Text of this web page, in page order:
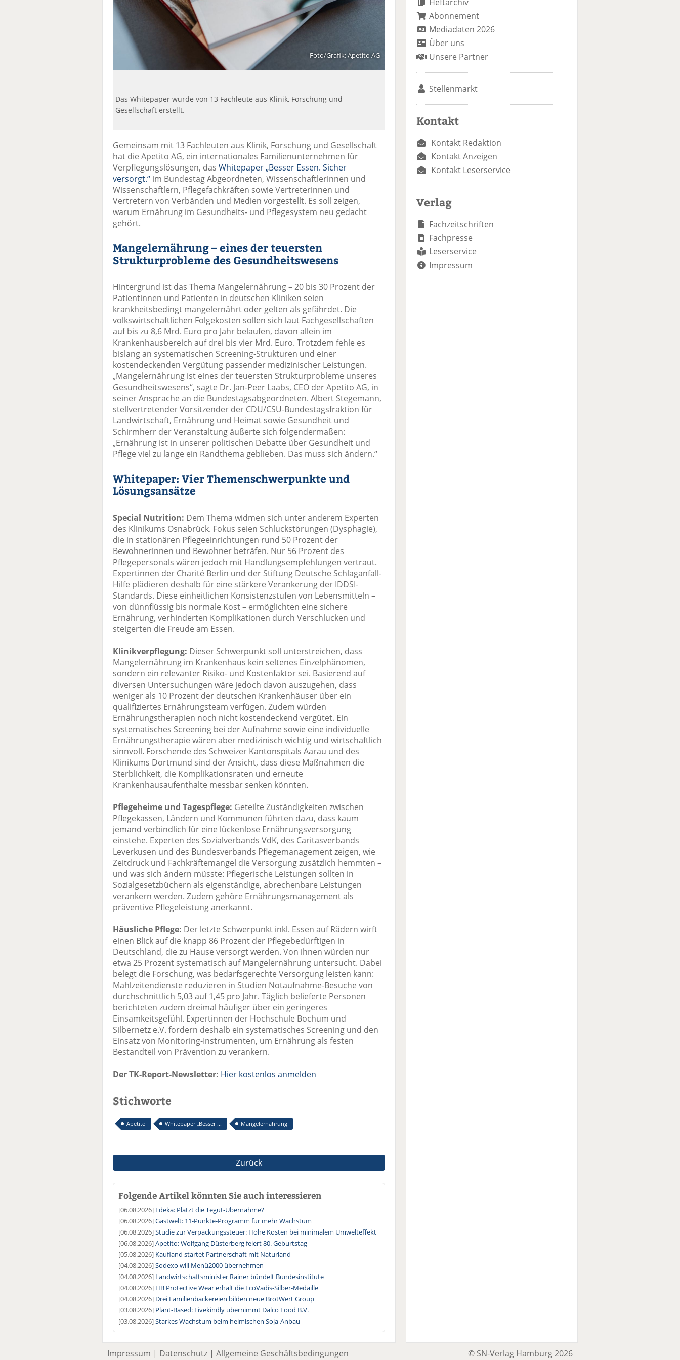
Foto/Grafik: Apetito AG
Das Whitepaper wurde von 13 Fachleute aus Klinik, Forschung und
Gesellschaft erstellt.
Gemeinsam mit 13 Fachleuten aus Klinik, Forschung und Gesellschaft
hat die Apetito AG, ein internationales Familienunternehmen für
Verpflegungslösungen, das Whitepaper „Besser Essen. Sicher
versorgt.“ im Bundestag Abgeordneten, Wissenschaftlerinnen und
Wissenschaftlern, Pflegefachkräften sowie Vertreterinnen und
Vertretern von Verbänden und Medien vorgestellt. Es soll zeigen,
warum Ernährung im Gesundheits- und Pflegesystem neu gedacht
gehört.
Mangelernährung – eines der teuersten
Strukturprobleme des Gesundheitswesens
Hintergrund ist das Thema Mangelernährung – 20 bis 30 Prozent der
Patientinnen und Patienten in deutschen Kliniken seien
krankheitsbedingt mangelernährt oder gelten als gefährdet. Die
volkswirtschaftlichen Folgekosten sollen sich laut Fachgesellschaften
auf bis zu 8,6 Mrd. Euro pro Jahr belaufen, davon allein im
Krankenhausbereich auf drei bis vier Mrd. Euro. Trotzdem fehle es
bislang an systematischen Screening-Strukturen und einer
kostendeckenden Vergütung passender medizinischer Leistungen.
„Mangelernährung ist eines der teuersten Strukturprobleme unseres
Gesundheitswesens“, sagte Dr. Jan-Peer Laabs, CEO der Apetito AG, in
seiner Ansprache an die Bundestagsabgeordneten. Albert Stegemann,
stellvertretender Vorsitzender der CDU/CSU-Bundestagsfraktion für
Landwirtschaft, Ernährung und Heimat sowie Gesundheit und
Schirmherr der Veranstaltung äußerte sich folgendermaßen:
„Ernährung ist in unserer politischen Debatte über Gesundheit und
Pflege viel zu lange ein Randthema geblieben. Das muss sich ändern.“
Whitepaper: Vier Themenschwerpunkte und
Lösungsansätze
Special Nutrition: Dem Thema widmen sich unter anderem Experten
des Klinikums Osnabrück. Fokus seien Schluckstörungen (Dysphagie),
die in stationären Pflegeeinrichtungen rund 50 Prozent der
Bewohnerinnen und Bewohner beträfen. Nur 56 Prozent des
Pflegepersonals wären jedoch mit Handlungsempfehlungen vertraut.
Expertinnen der Charité Berlin und der Stiftung Deutsche Schlaganfall-
Hilfe plädieren deshalb für eine stärkere Verankerung der IDDSI-
Standards. Diese einheitlichen Konsistenzstufen von Lebensmitteln –
von dünnflüssig bis normale Kost – ermöglichten eine sichere
Ernährung, verhinderten Komplikationen durch Verschlucken und
steigerten die Freude am Essen.
Klinikverpflegung: Dieser Schwerpunkt soll unterstreichen, dass
Mangelernährung im Krankenhaus kein seltenes Einzelphänomen,
sondern ein relevanter Risiko- und Kostenfaktor sei. Basierend auf
diversen Untersuchungen wäre jedoch davon auszugehen, dass
weniger als 10 Prozent der deutschen Krankenhäuser über ein
qualifiziertes Ernährungsteam verfügen. Zudem würden
Ernährungstherapien noch nicht kostendeckend vergütet. Ein
systematisches Screening bei der Aufnahme sowie eine individuelle
Ernährungstherapie wären aber medizinisch wichtig und wirtschaftlich
sinnvoll. Forschende des Schweizer Kantonspitals Aarau und des
Klinikums Dortmund sind der Ansicht, dass diese Maßnahmen die
Sterblichkeit, die Komplikationsraten und erneute
Krankenhausaufenthalte messbar senken könnten.
Pflegeheime und Tagespflege: Geteilte Zuständigkeiten zwischen
Pflegekassen, Ländern und Kommunen führten dazu, dass kaum
jemand verbindlich für eine lückenlose Ernährungsversorgung
einstehe. Experten des Sozialverbands VdK, des Caritasverbands
Leverkusen und des Bundesverbands Pflegemanagement zeigen, wie
Zeitdruck und Fachkräftemangel die Versorgung zusätzlich hemmten –
und was sich ändern müsste: Pflegerische Leistungen sollten in
Sozialgesetzbüchern als eigenständige, abrechenbare Leistungen
verankern werden. Zudem gehöre Ernährungsmanagement als
präventive Pflegeleistung anerkannt.
Häusliche Pflege: Der letzte Schwerpunkt inkl. Essen auf Rädern wirft
einen Blick auf die knapp 86 Prozent der Pflegebedürftigen in
Deutschland, die zu Hause versorgt werden. Von ihnen würden nur
etwa 25 Prozent systematisch auf Mangelernährung untersucht. Dabei
belegt die Forschung, was bedarfsgerechte Versorgung leisten kann:
Mahlzeitendienste reduzieren in Studien Notaufnahme-Besuche von
durchschnittlich 5,03 auf 1,45 pro Jahr. Täglich belieferte Personen
berichteten zudem dreimal häufiger über ein geringeres
Einsamkeitsgefühl. Expertinnen der Hochschule Bochum und
Silbernetz e.V. fordern deshalb ein systematisches Screening und den
Einsatz von Monitoring-Instrumenten, um Ernährung als festen
Bestandteil von Prävention zu verankern.
Der TK-Report-Newsletter: Hier kostenlos anmelden
Stichworte
Apetito Whitepaper „Besser ... Mangelernährung
Zurück
Folgende Artikel könnten Sie auch interessieren
[06.08.2026] Edeka: Platzt die Tegut-Übernahme?
[06.08.2026]Gastwelt: 11-Punkte-Programm für mehr Wachstum
[06.08.2026]Studie zur Verpackungssteuer: Hohe Kosten bei minimalem Umwelteffekt
[06.08.2026]Apetito: Wolfgang Düsterberg feiert 80. Geburtstag
[05.08.2026] Kaufland startet Partnerschaft mit Naturland
[04.08.2026]Sodexo will Menü2000 übernehmen
[04.08.2026] Landwirtschaftsminister Rainer bündelt Bundesinstitute
[04.08.2026] HB Protective Wear erhält die EcoVadis-Silber-Medaille
[04.08.2026] Drei Familienbäckereien bilden neue BrotWert Group
[03.08.2026] Plant-Based: Livekindly übernimmt Dalco Food B.V.
[03.08.2026]Starkes Wachstum beim heimischen Soja-Anbau
Abonnement
Mediadaten 2026
Über uns
Unsere Partner
Stellenmarkt
Kontakt
Kontakt Redaktion
Kontakt Anzeigen
Kontakt Leserservice
Verlag
Fachzeitschriften
Fachpresse
Leserservice
Impressum
Impressum | Datenschutz | Allgemeine Geschäftsbedingungen © SN-Verlag Hamburg 2026